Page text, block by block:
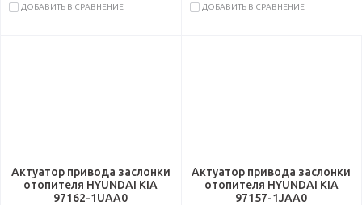
ДОБАВИТЬ В СРАВНЕНИЕ ДОБАВИТЬ В СРАВНЕНИЕ
Актуатор привода заслонки
отопителя HYUNDAI KIA
97162-1UAA0
Актуатор привода заслонки
отопителя HYUNDAI KIA
97157-1JAA0